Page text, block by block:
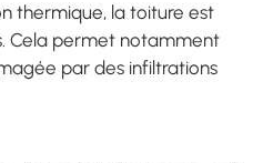
thermique, la toiture est
Cela permet notamment
par des infiltrations